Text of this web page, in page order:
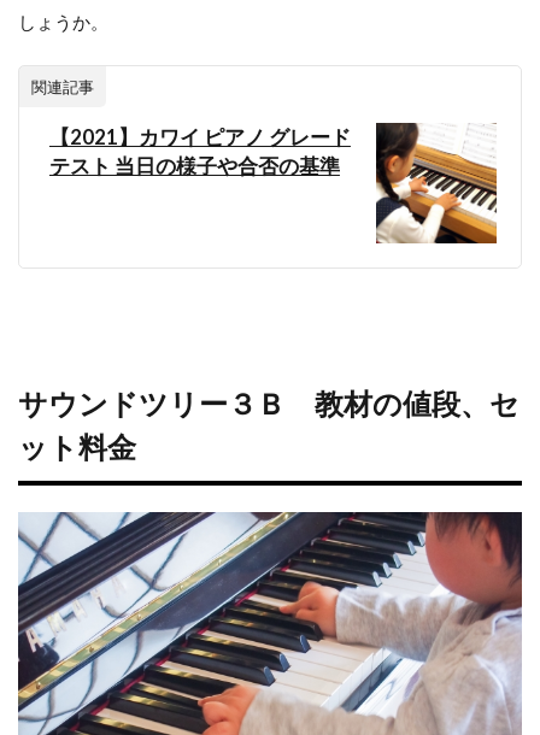
しょうか。
関連記事
【2021】カワイ ピアノ グレード
テスト 当日の様子や合否の基準
サウンドツリー３Ｂ 教材の値段、セ
ット料金